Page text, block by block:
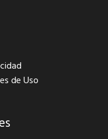
de Uso